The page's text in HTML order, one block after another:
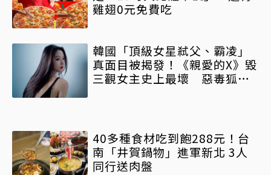
雞翅0元免費吃
韓國「頂級女星弒父、霸凌」
真面目被揭發！《親愛的X》毀
三觀女主史上最壞 惡毒狐狸
40多種食材吃到飽288元！台
南「井賀鍋物」進軍新北 3人
同行送肉盤